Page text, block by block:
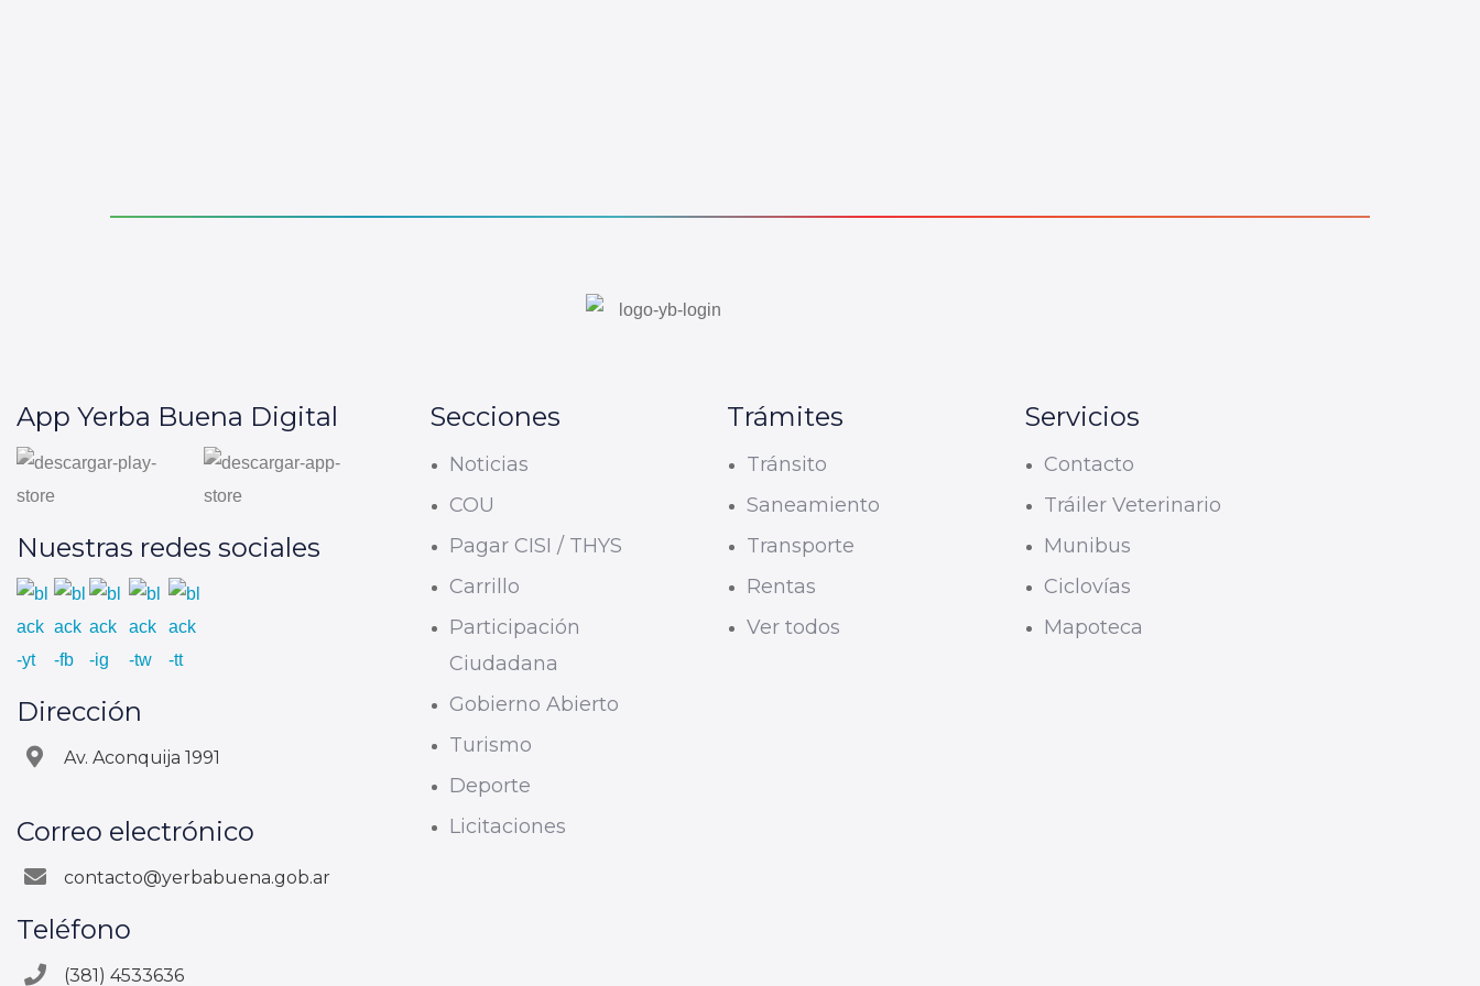
App Yerba Buena Digital
Nuestras redes sociales
Dirección
Av. Aconquija 1991
Correo electrónico
contacto@yerbabuena.gob.ar
Teléfono
(381) 4533636
Secciones
Noticias
COU
Pagar CISI / THYS
Carrillo
Participación
Ciudadana
Gobierno Abierto
Turismo
Deporte
Licitaciones
Trámites
Tránsito
Saneamiento
Transporte
Rentas
Ver todos
Servicios
Contacto
Tráiler Veterinario
Munibus
Ciclovías
Mapoteca